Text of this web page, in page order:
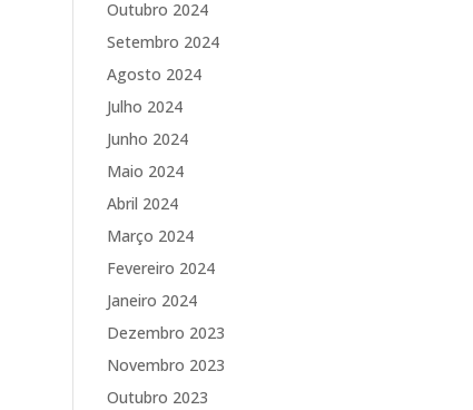
Outubro 2024
Setembro 2024
Agosto 2024
Julho 2024
Junho 2024
Maio 2024
Abril 2024
Março 2024
Fevereiro 2024
Janeiro 2024
Dezembro 2023
Novembro 2023
Outubro 2023